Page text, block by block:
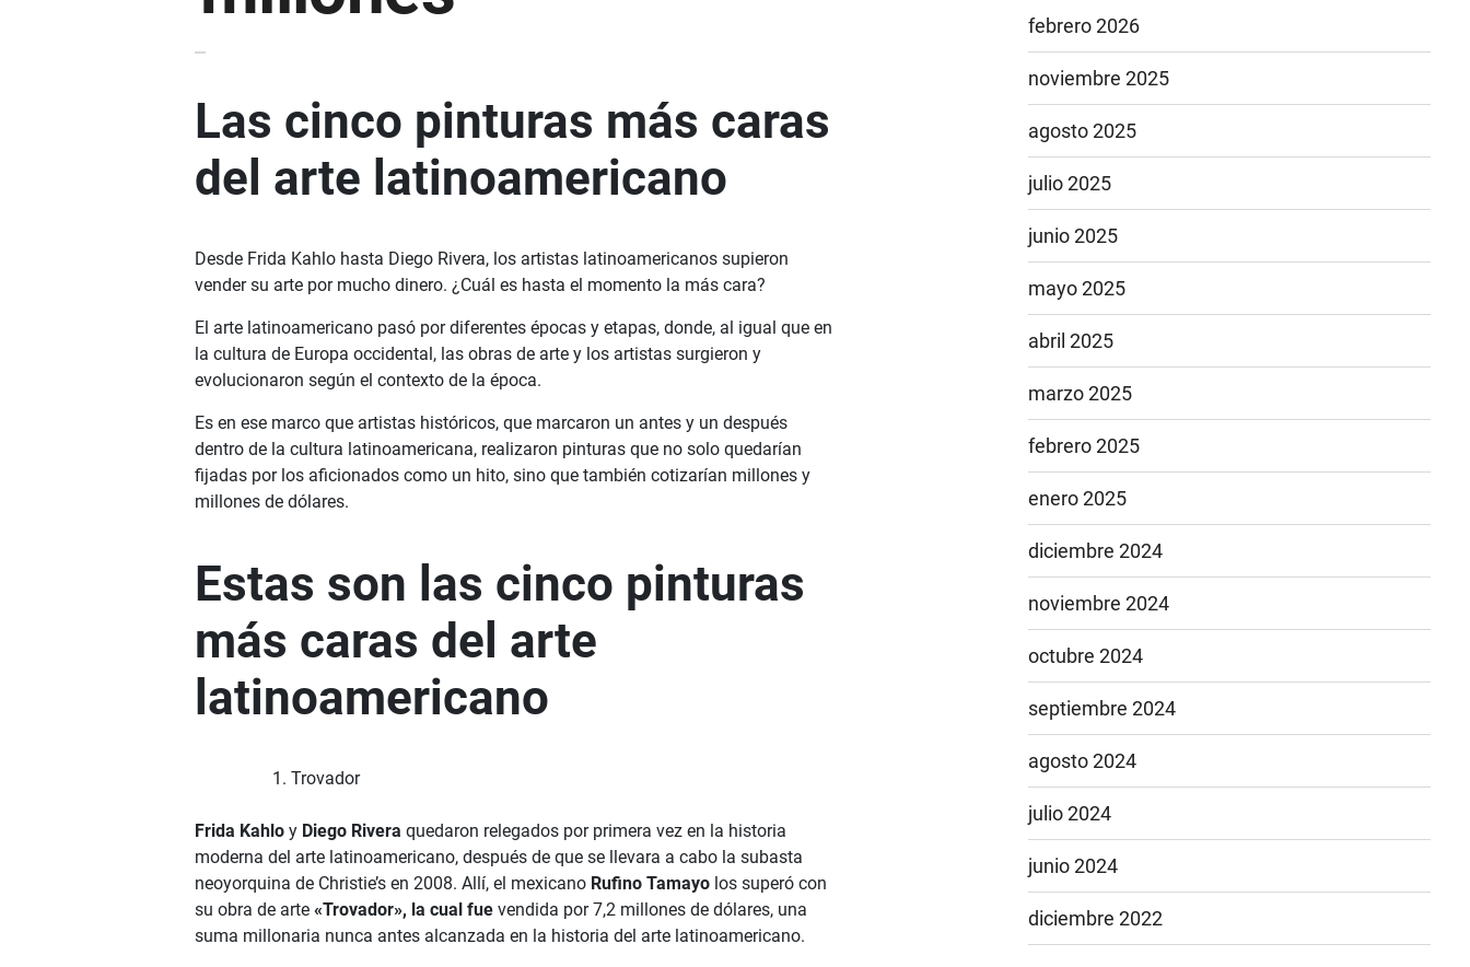
Las cinco pinturas más caras
del arte latinoamericano
Desde Frida Kahlo hasta Diego Rivera, los artistas latinoamericanos supieron
vender su arte por mucho dinero. ¿Cuál es hasta el momento la más cara?
El arte latinoamericano pasó por diferentes épocas y etapas, donde, al igual que en
la cultura de Europa occidental, las obras de arte y los artistas surgieron y
evolucionaron según el contexto de la época.
Es en ese marco que artistas históricos, que marcaron un antes y un después
dentro de la cultura latinoamericana, realizaron pinturas que no solo quedarían
fijadas por los aficionados como un hito, sino que también cotizarían millones y
millones de dólares.
Estas son las cinco pinturas
más caras del arte
latinoamericano
Trovador
Frida Kahlo y Diego Rivera quedaron relegados por primera vez en la historia
moderna del arte latinoamericano, después de que se llevara a cabo la subasta
neoyorquina de Christie’s en 2008. Allí, el mexicano Rufino Tamayo los superó con
su obra de arte «Trovador», la cual fue vendida por 7,2 millones de dólares, una
suma millonaria nunca antes alcanzada en la historia del arte latinoamericano.
febrero 2026
noviembre 2025
agosto 2025
julio 2025
junio 2025
mayo 2025
abril 2025
marzo 2025
febrero 2025
enero 2025
diciembre 2024
noviembre 2024
octubre 2024
septiembre 2024
agosto 2024
julio 2024
junio 2024
diciembre 2022